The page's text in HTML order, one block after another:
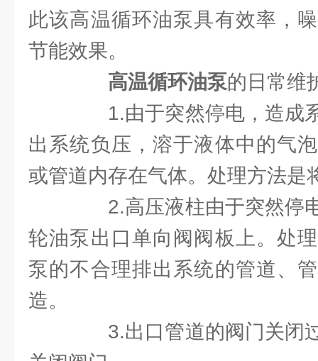
此该高温循环油泵具有效率，
节能效果。
高温循环油泵的日常维
1.由于突然停电，造成
出系统负压，溶于液体中的气
或管道内存在气体。处理方法是
2.高压液柱由于突然停
轮油泵出口单向阀阀板上。处
泵的不合理排出系统的管道、
造。
3.出口管道的阀门关闭